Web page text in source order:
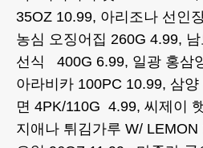
35OZ 10.99, 아리조나 선인
농심 오징어집 260G 4.99,
선식 400G 6.99, 일광 홍삼
아라비카 100PC 10.99, 삼
면 4PK/110G 4.99, 씨제이
지애나 튀김가루 W/